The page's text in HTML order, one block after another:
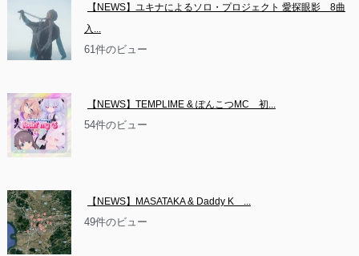
【NEWS】ユキナによるソロ・プロジェクト 愛探眼影　8曲
入...
61件のビュー
【NEWS】TEMPLIME & ぽんこつMC　初...
54件のビュー
【NEWS】MASATAKA & Daddy K　...
49件のビュー